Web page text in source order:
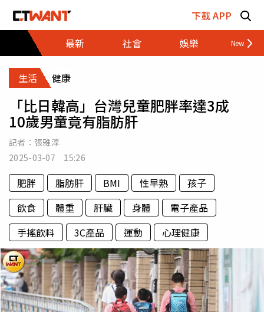
下載 APP
最新
社會 娛樂 財經
生活 健康
「比日韓高」台灣兒童肥胖率達3成
10歲男童竟有脂肪肝
記者： 張雅淳
2025-03-07 15:26
肥胖 脂肪肝 BMI 性早熟
孩子
飲食
體重 肝臟 身體
電子產品
手搖飲料
3C產品 運動 心理健康